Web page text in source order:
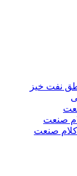
نفت خیز
صنعت
کلام صنعت